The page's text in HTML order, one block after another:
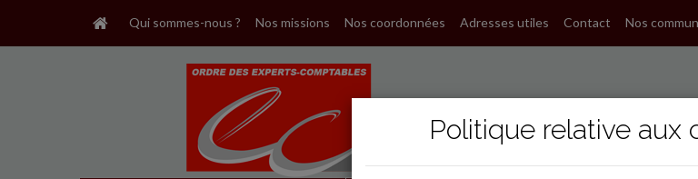
Qui sommes-nous ? Nos missions Nos coordonnées Adresses utiles Contact Nos
Politique relative aux